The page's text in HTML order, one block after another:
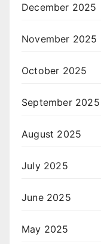
December 2025
November 2025
October 2025
September 2025
August 2025
July 2025
June 2025
May 2025